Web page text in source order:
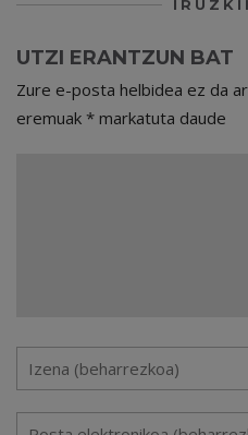
UTZI ERANTZUN BAT
Zure e-posta helbidea ez da
eremuak * markatuta daude